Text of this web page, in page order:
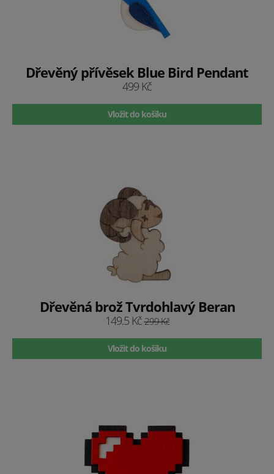
Dřevěný přívěsek Blue Bird Pendant
499 Kč
Vložit do košíku
Dřevěná brož Tvrdohlavý Beran
149.5 Kč299 Kč
Vložit do košíku